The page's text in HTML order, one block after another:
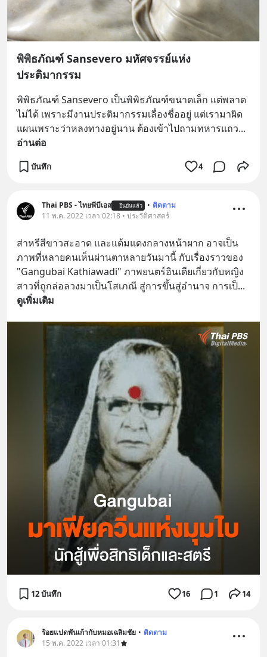
พิพิธภัณฑ์ Sansevero มหัศจรรย์แห่ง
ประติมากรรม
พิพิธภัณฑ์ Sansevero เป็นพิพิธภัณฑ์ขนาดเล็ก แต่พลาด
ไม่ได้ เพราะมีงานประติมากรรมเลื่องชื่ออยู่ แต่เรามาผิด
แผนเพราะว่าหลงทางอยู่นาน ต้องเข้าไปถามทหารแถว
อ่านต่อ
บันทึก 4
Thai PBS - ไทยพีบีเอส ยืนยันแล้ว • ติดตาม
11 พ.ค. 2022 เวลา 02:18 • ประวัติศาสตร์
ส่าหรีสีขาวสะอาด และแต้มแดงกลางหน้าผาก อาจเป็น
ภาพที่หลายคนเห็นผ่านตาหลายวันมานี้ กับเรื่องราวของ
"Gangubai Kathiawadi" ภาพยนตร์อินเดียเกี่ยวกับหญิง
สาวที่ถูกล่อลวงมาเป็นโสเภณี สู่การขึ้นสู่อำนาจ การเป็...
ดูเพิ่มเติม
12 บันทึก 16 1 14
ร้อยแปดพันเก้ากับหมอเฉลิมชัย • ติดตาม
15 พ.ค. 2022 เวลา 01:31